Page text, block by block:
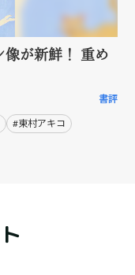
像が新鮮！ 重め
書評
#東村アキコ